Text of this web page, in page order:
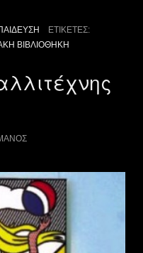
ΕΤΙΚΈΤΕΣ:
ΒΙΒΛΙΟΘΉΚΗ